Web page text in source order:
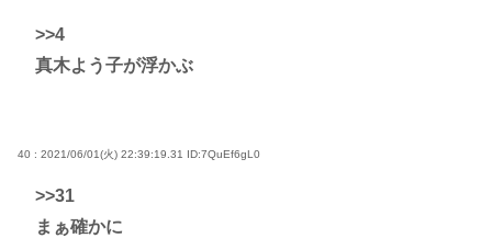
>>4
真木よう子が浮かぶ
40 : 2021/06/01(火) 22:39:19.31 ID:7QuEf6gL0
>>31
まぁ確かに